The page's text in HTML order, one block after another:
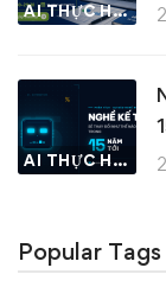
AI THỰC HÀNH
AI THỰC HÀNH
Popular Tags